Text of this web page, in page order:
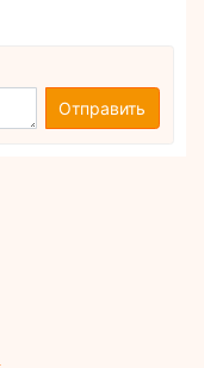
Отправить